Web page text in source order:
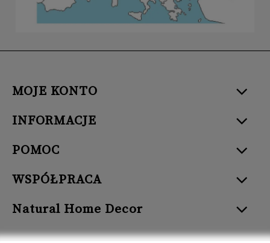
MOJE KONTO
INFORMACJE
POMOC
WSPÓŁPRACA
Natural Home Decor